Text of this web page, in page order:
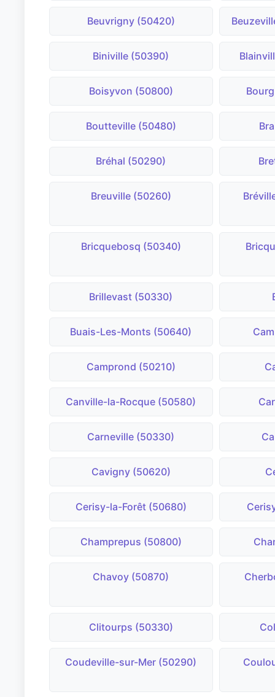
Beuvrigny (50420)
Biniville (50390)
Boisyvon (50800)
Boutteville (50480)
Bréhal (50290)
Breuville (50260)
Bricquebosq (50340)
Brillevast (50330)
Buais-Les-Monts (50640)
Camprond (50210)
Canville-la-Rocque (50580)
Carneville (50330)
Cavigny (50620)
Cerisy-la-Forêt (50680)
Champrepus (50800)
Chavoy (50870)
Clitourps (50330)
Coudeville-sur-Mer (50290)